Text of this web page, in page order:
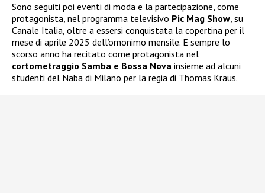
Sono seguiti poi eventi di moda e la partecipazione, come
protagonista, nel programma televisivo Pic Mag Show, su
Canale Italia, oltre a essersi conquistata la copertina per il
mese di aprile 2025 dell’omonimo mensile. E sempre lo
scorso anno ha recitato come protagonista nel
cortometraggio Samba e Bossa Nova insieme ad alcuni
studenti del Naba di Milano per la regia di Thomas Kraus.